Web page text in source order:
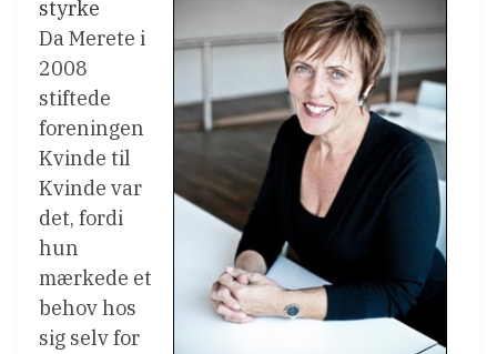
styrke
Da Merete i
2008
stiftede
foreningen
Kvinde til
Kvinde var
det, fordi
hun
mærkede et
behov hos
sig selv for